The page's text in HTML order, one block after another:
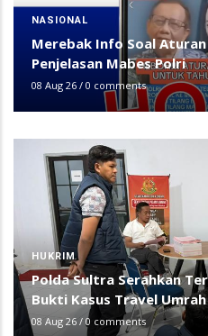
NASIONAL
Merebak Info Soal
Penjelasan Mabes Polri
08 Aug 26 / 0 comments
HUKRIM
Polda Sultra Serahkan
Bukti Kasus Travel
08 Aug 26 / 0 comments